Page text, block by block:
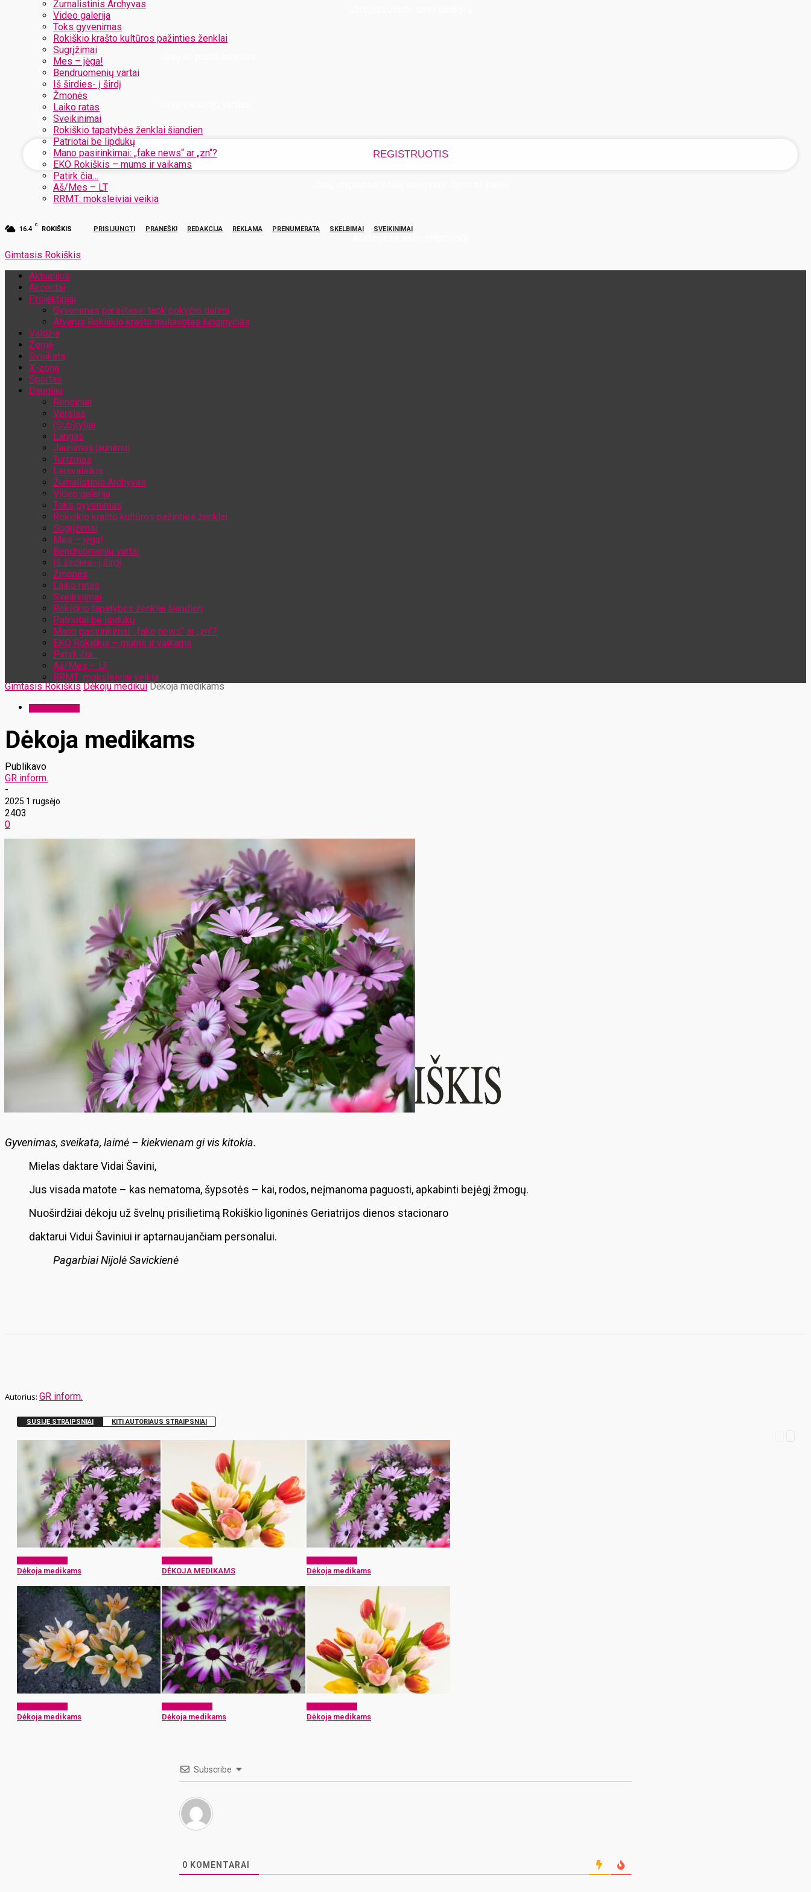
Žurnalistinis Archyvas
Video galerija
Toks gyvenimas
Rokiškio krašto kultūros pažinties ženklai
Sugrįžimai
Mes – jėga!
Bendruomenių vartai
Iš širdies- į širdį
Žmonės
Laiko ratas
Sveikinimai
Rokiškio tapatybės ženklai šiandien
Patriotai be lipdukų
Mano pasirinkimai: „fake news“ ar „zn“?
EKO Rokiškis – mums ir vaikams
Patirk čia…
Aš/Mes – LT
RRMT: moksleiviai veikia
16.4
C
ROKIŠKIS PRISIJUNGTI PRANEŠK! REDAKCIJA REKLAMA PRENUMERATA SKELBIMAI SVEIKINIMAI
Gimtasis Rokiškis
Aktualijos
Akcentai
Projektiniai
Gyvenimas paraštėse: tapk pokyčio dalimi
Atvėrus Rokiškio krašto muliavotas lunginyčias
Valdžia
Žemė
Sveikata
X-zona
Sportas
Daugiau
Renginiai
Verslas
(Sub)tyliai
Langas
Jaunimas jaunimui
Turizmas
Laisvalaikis
Žurnalistinis Archyvas
Video galerija
Toks gyvenimas
Rokiškio krašto kultūros pažinties ženklai
Sugrįžimai
Mes – jėga!
Bendruomenių vartai
Iš širdies- į širdį
Žmonės
Laiko ratas
Sveikinimai
Rokiškio tapatybės ženklai šiandien
Patriotai be lipdukų
Mano pasirinkimai: „fake news“ ar „zn“?
EKO Rokiškis – mums ir vaikams
Patirk čia…
Aš/Mes – LT
RRMT: moksleiviai veikia
Gimtasis Rokiškis Dėkoju medikui Dėkoja medikams
Dėkoja medikams
Publikavo
GR inform.
-
2025 1 rugsėjo
2403
0
Gyvenimas, sveikata, laimė – kiekvienam gi vis kitokia.
Mielas daktare Vidai Šavini,
Jus visada matote – kas nematoma, šypsotės – kai, rodos, neįmanoma paguosti, apkabinti bejėgį žmogų.
Nuoširdžiai dėkoju už švelnų prisilietimą Rokiškio ligoninės Geriatrijos dienos stacionaro
daktarui Vidui Šaviniui ir aptarnaujančiam personalui.
Pagarbiai Nijolė Savickienė
GR inform.
SUSIJĘ STRAIPSNIAI KITI AUTORIAUS STRAIPSNIAI
Dėkoja medikams DĖKOJA MEDIKAMS Dėkoja medikams
Dėkoja medikams Dėkoja medikams Dėkoja medikams
Subscribe
0 KOMENTARAI